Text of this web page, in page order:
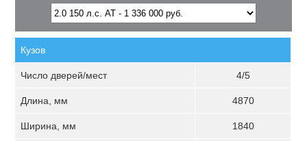
Кузов
Число дверей/мест 4/5
Длина, мм 4870
Ширина, мм 1840